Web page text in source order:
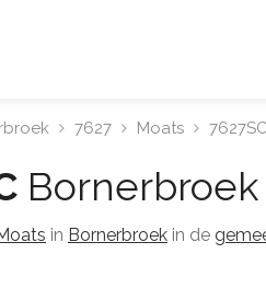
7627 Moats 7627SC
Bornerbroek
in Bornerbroek in de